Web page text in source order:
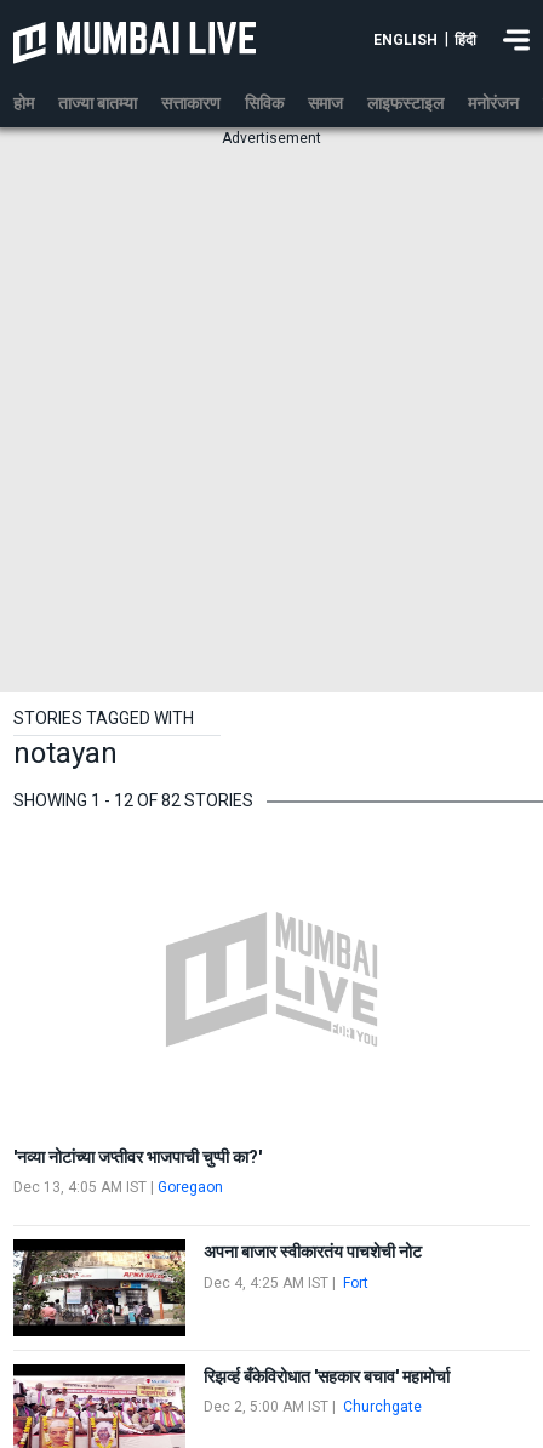
ENGLISH हिंदी
होम ताज्या बातम्या सत्ताकारण सिविक समाज लाइफस्टाइल मनोरंजन
Advertisement
STORIES TAGGED WITH
notayan
SHOWING 1 - 12 OF 82 STORIES
'नव्या नोटांच्या जप्तीवर भाजपाची चुप्पी का?'
Dec 13, 4:05 AM IST Goregaon
अपना बाजार स्वीकारतंय पाचशेची नोट
Dec 4, 4:25 AM IST| Fort
रिझर्व्ह बँकेविरोधात 'सहकार बचाव' महामोर्चा
Dec 2, 5:00 AM IST| Churchgate